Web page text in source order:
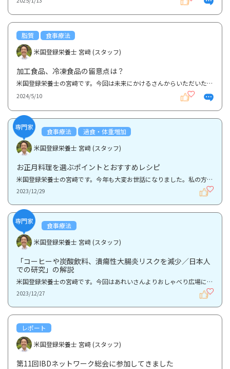
脂質
食事療法
米国登録栄養士 宮﨑 (スタッフ)
加工食品、冷凍食品の留意点は？
米国登録栄養士の宮﨑です。今回は未来にかけるさんからいただいた質問について、皆様も興味があるとこ...
2024/5/10
専門家
食事療法
過食・体重増加
米国登録栄養士 宮﨑 (スタッフ)
お正月料理を選ぶポイントとおすすめレシピ
米国登録栄養士の宮﨑です。今年も大変お世話になりました。私の方の今年度最後の投稿はグッテレシピで...
2023/12/29
専門家
食事療法
米国登録栄養士 宮﨑 (スタッフ)
「コーヒーや炭酸飲料、潰瘍性大腸炎リスクを減少／日本人
での研究」の解説
米国登録栄養士の宮﨑です。今回はあれいさんよりおしゃべり広場に投稿のあったコーヒーや炭酸飲料と潰...
2023/12/27
レポート
米国登録栄養士 宮﨑 (スタッフ)
第11回IBDネットワーク総会に参加してきました